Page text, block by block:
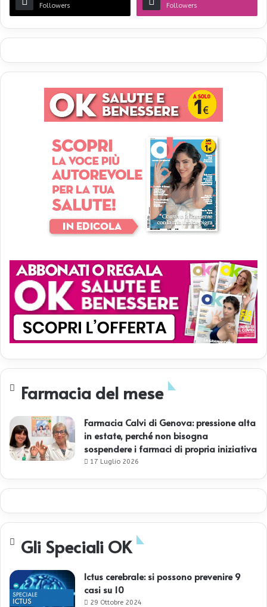
Followers Followers
Farmacia del mese
Farmacia Calvi di Genova: pressione alta
in estate, perché non bisogna
sospendere i farmaci di propria iniziativa
17 Luglio 2026
Gli Speciali OK
Ictus cerebrale: si possono prevenire 9
casi su 10
29 Ottobre 2024